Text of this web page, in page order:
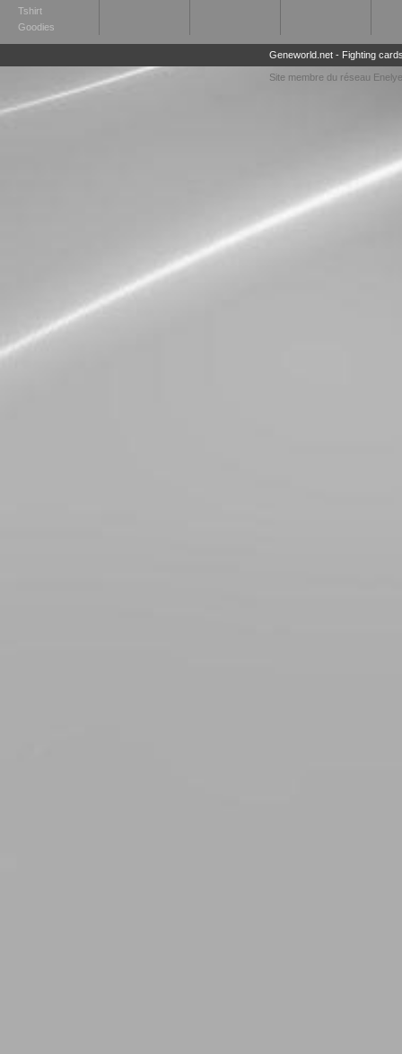
Tshirt
Goodies
Geneworld.net- Fighting
Site membre du réseau Enelye